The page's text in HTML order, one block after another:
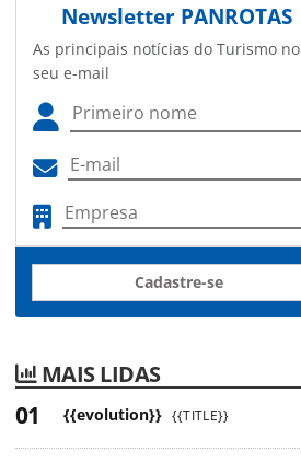
Newsletter PANROTAS
As principais notícias do Turismo no
seu e-mail
Cadastre-se
MAIS LIDAS
{{evolution}} {{TITLE}}